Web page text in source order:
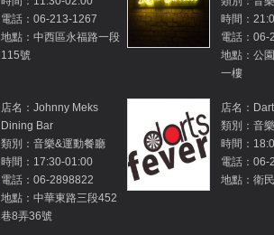
電話：06-213-1267
地點：中西區永福路一段
115號
時間：
電話：06-
地點：公
一樓
店名：Johnny Meks
Dining Bar
類別：音樂&運動餐廳
時間：17:30-01:00
電話：06-2898822
地點：中華東路三段452
巷8弄36號
店名：
類別：音
時間：
電話：06-
地點：衛